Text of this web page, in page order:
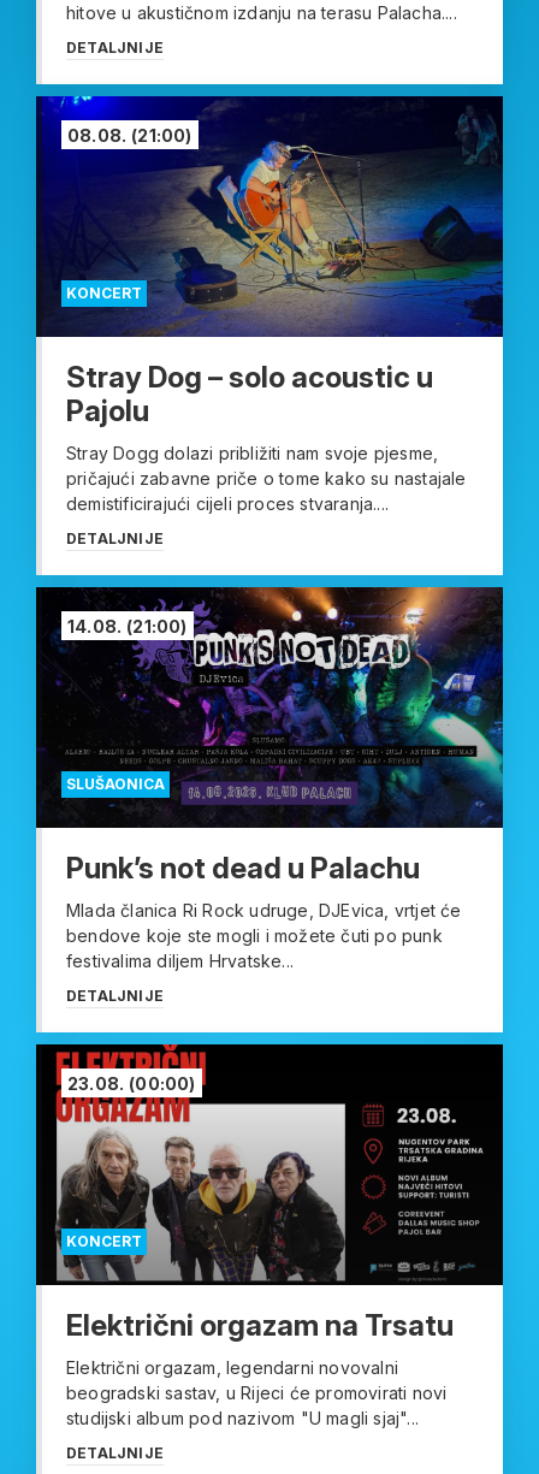
hitove u akustičnom izdanju na terasu Palacha....
DETALJNIJE
KONCERT
08.08. (21:00)
Stray Dog – solo acoustic u
Pajolu
Stray Dogg dolazi približiti nam svoje pjesme,
pričajući zabavne priče o tome kako su nastajale
demistificirajući cijeli proces stvaranja....
DETALJNIJE
SLUŠAONICA
14.08. (21:00)
Punk’s not dead u Palachu
Mlada članica Ri Rock udruge, DJEvica, vrtjet će
bendove koje ste mogli i možete čuti po punk
festivalima diljem Hrvatske...
DETALJNIJE
KONCERT
23.08. (00:00)
Električni orgazam na Trsatu
Električni orgazam, legendarni novovalni
beogradski sastav, u Rijeci će promovirati novi
studijski album pod nazivom "U magli sjaj"...
DETALJNIJE